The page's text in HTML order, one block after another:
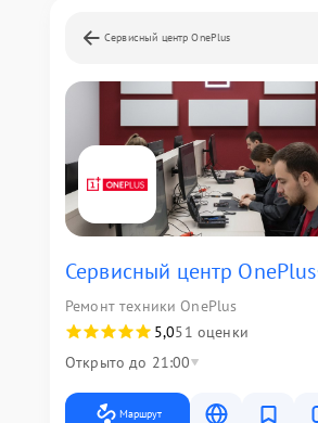
Сервисный центр OnePlus
Сервисный центр OnePlus
Ремонт техники OnePlus
5,051 оценки
Открыто до 21:00
Маршрут